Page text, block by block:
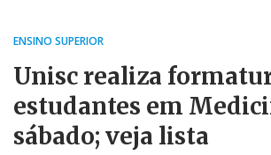
ENSINO SUPERIOR
Unisc realiza
estudantes em
sábado; veja lista